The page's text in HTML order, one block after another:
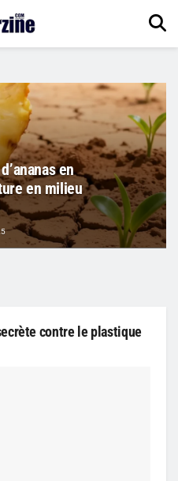
en
en milieu
contre le plastique